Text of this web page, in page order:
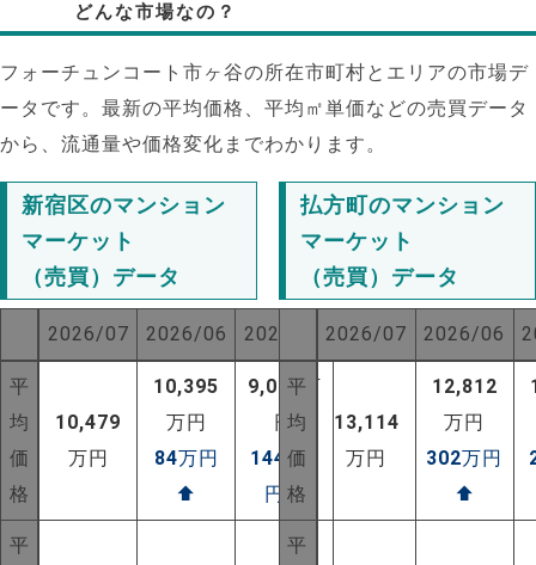
どんな市場なの？
フォーチュンコート市ヶ谷の所在市町村とエリアの市場デ
ータです。最新の平均価格、平均㎡単価などの売買データ
から、流通量や価格変化までわかります。
新宿区のマンション
マーケット
（売買）データ
2026/07 2026/06 2025/07
平
均
価
格
10,479
万円
10,395
万円
84万円
⬆
9,037万
円
1442万
円 ⬆
平
払方町のマンション
マーケット
（売買）データ
2026/07 2026/06
平
均
価
格
13,114
万円
12,812
万円
302万円
⬆
平